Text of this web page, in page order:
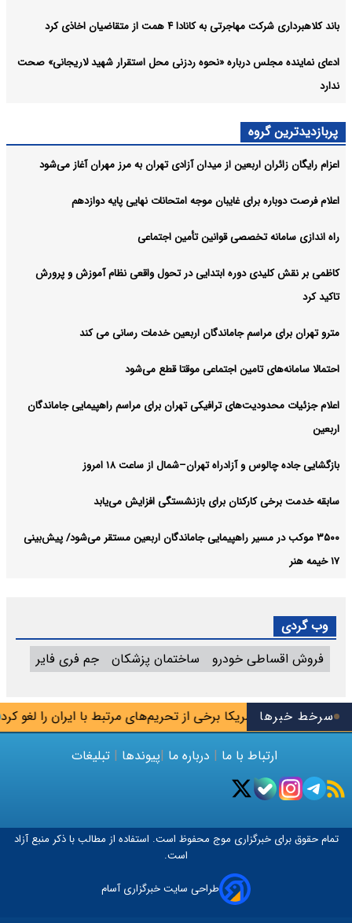
سرخط خبرهاآمریکا برخی از تحریم‌های مرتبط با ایران را لغو کرد
باند کلاهبرداری شرکت مهاجرتی به کانادا ۴ همت از متقاضیان اخاذی کرد
ادعای نماینده مجلس درباره «نحوه ردزنی محل استقرار شهید لاریجانی» صحت
ندارد
پربازدیدترین گروه
اعزام رایگان زائران اربعین از میدان آزادی تهران به مرز مهران آغاز می‌شود
اعلام فرصت دوباره برای غایبان موجه امتحانات نهایی پایه دوازدهم
راه اندازی سامانه تخصصی قوانین تأمین اجتماعی
کاظمی بر نقش کلیدی دوره ابتدایی در تحول واقعی نظام آموزش و پرورش
تاکید کرد
مترو تهران برای مراسم جاماندگان اربعین خدمات رسانی می کند
احتمالا سامانه‌های تامین اجتماعی موقتا قطع می‌شود
اعلام جزئیات محدودیت‌های ترافیکی تهران برای مراسم راهپیمایی جاماندگان
اربعین
بازگشایی جاده چالوس و آزادراه تهران–شمال از ساعت ۱۸ امروز
سابقه خدمت برخی کارکنان برای بازنشستگی افزایش می‌یابد
۳۵۰۰ موکب در مسیر راهپیمایی جاماندگان اربعین مستقر می‌شود/ پیش‌بینی
۱۷ خیمه هنر
وب گردی
فروش اقساطی خودرو
ساختمان پزشکان جم فری فایر
ارتباط با ما | درباره ما |پیوندها | تبلیغات
تمام حقوق برای خبرگزاری موج محفوظ است. استفاده از مطالب با ذکر منبع آزاد
است.
طراحی سایت خبرگزاری آسام